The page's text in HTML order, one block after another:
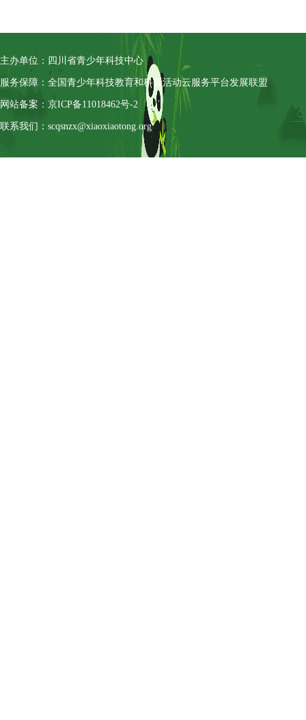
主办单位：四川省青少年科技中心
服务保障：全国青少年科技教育和科普活动云服务平台发展联盟
网站备案：京ICP备11018462号-2
联系我们：scqsnzx@xiaoxiaotong.org